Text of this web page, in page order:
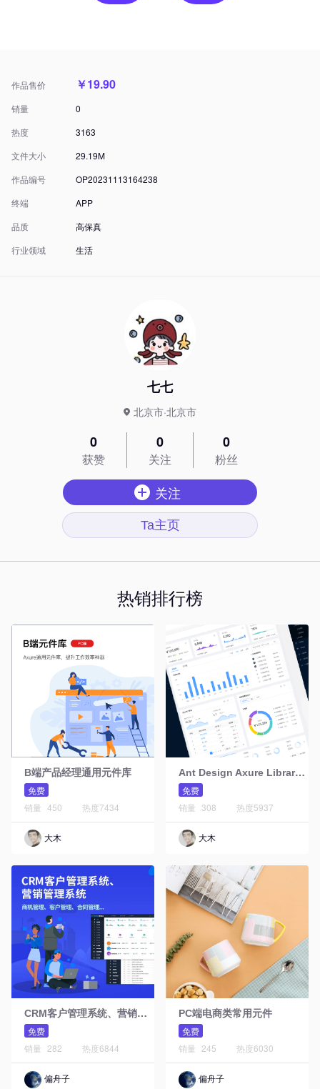
作品售价 ￥19.90
销量
0
热度
3163
文件大小
29.19M
作品编号
OP20231113164238
终端
APP
品质
高保真
行业领域
生活
七七
北京市·北京市
0
获赞
0
关注
0
粉丝
关注
Ta主页
热销排行榜
B端产品经理通用元件库
免费
销量 450 热度7434
大木
A
nt Design Axure Library元件库Web版
免费
销量 308 热度5937
大木
C
RM客户管理系统、营销管理系统
免费
销量 282 热度6844
偏舟子
PC端电商类常用元件
免费
销量 245 热度6030
偏舟子